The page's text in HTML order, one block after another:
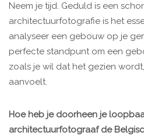
Neem je tijd. Geduld is een
architectuurfotografie is het
analyseer een gebouw op je
perfecte standpunt om een
zoals je wil dat het gezien
aanvoelt.
Hoe heb je doorheen je
architectuurfotograaf de